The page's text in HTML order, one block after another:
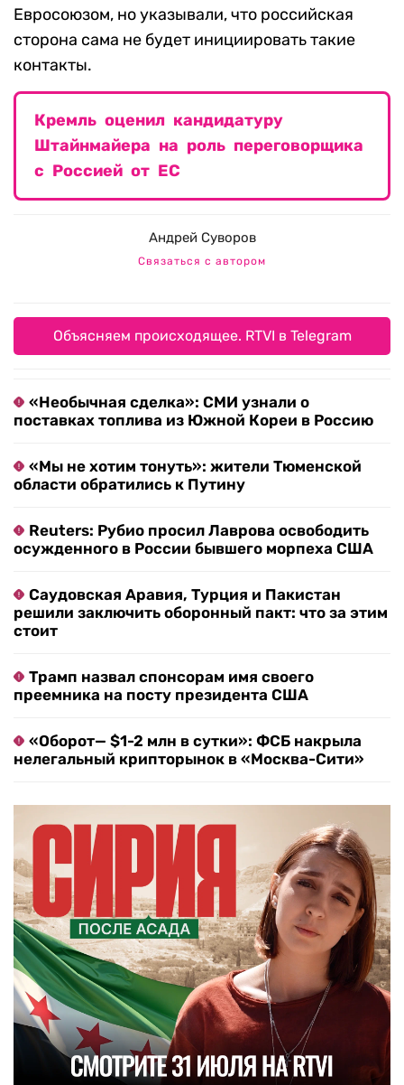
Евросоюзом, но указывали, что российская
сторона сама не будет инициировать такие
контакты.
Кремль оценил кандидатуру
Штайнмайера на роль переговорщика
с Россией от ЕС
Андрей Суворов
Связаться с автором
Объясняем происходящее. RTVI в Telegram
«Необычная сделка»: СМИ узнали о
поставках топлива из Южной Кореи в Россию
«Мы не хотим тонуть»: жители Тюменской
области обратились к Путину
Reuters: Рубио просил Лаврова освободить
осужденного в России бывшего морпеха США
Саудовская Аравия, Турция и Пакистан
решили заключить оборонный пакт: что за этим
стоит
Трамп назвал спонсорам имя своего
преемника на посту президента США
«Оборот— $1-2 млн в сутки»: ФСБ накрыла
нелегальный крипторынок в «Москва-Сити»